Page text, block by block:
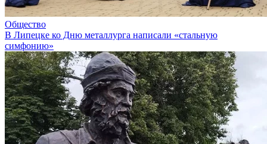
Общество
В Липецке ко Дню металлурга написали «стальную
симфонию»